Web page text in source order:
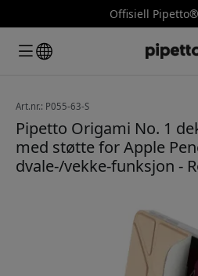
Offisiell
Art.nr.: P055-63-S
Pipetto Origami No. 1
med støtte for Apple
dvale-/vekke-funksjon -